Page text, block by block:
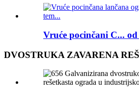
Vruće pocinčani C... od
DVOSTRUKA ZAVARENA